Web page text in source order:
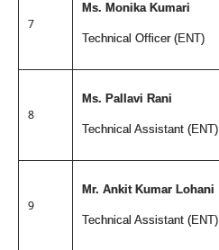
7
Ms. Monika Kumari
Technical Officer (ENT)
8
Ms. Pallavi Rani
Technical Assistant (ENT)
9
Mr. Ankit Kumar Lohani
Technical Assistant (ENT)